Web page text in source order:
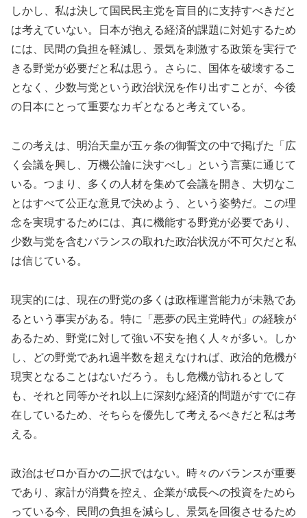
しかし、私は決して国民民主党を盲目的に支持すべきだと
は考えていない。日本が抱える経済的課題に対処するため
には、民間の負担を軽減し、景気を刺激する政策を実行で
きる野党が必要だと私は思う。さらに、国体を破壊するこ
となく、少数与党という政治状況を作り出すことが、今後
の日本にとって重要なカギとなると考えている。
この考えは、明治天皇が五ヶ条の御誓文の中で掲げた「広
く会議を興し、万機公論に決すべし」という言葉に通じて
いる。つまり、多くの人材を集めて会議を開き、大切なこ
とはすべて公正な意見で決めよう、という姿勢だ。この理
念を実現するためには、真に機能する野党が必要であり、
少数与党を含むバランスの取れた政治状況が不可欠だと私
は信じている。
現実的には、現在の野党の多くは政権運営能力が未熟であ
るという事実がある。特に「悪夢の民主党時代」の経験が
あるため、野党に対して強い不安を抱く人々が多い。しか
し、どの野党であれ過半数を超えなければ、政治的危機が
現実となることはないだろう。もし危機が訪れるとして
も、それと同等かそれ以上に深刻な経済的問題がすでに存
在しているため、そちらを優先して考えるべきだと私は考
える。
政治はゼロか百かの二択ではない。時々のバランスが重要
であり、家計が消費を控え、企業が成長への投資をためら
っている今、民間の負担を減らし、景気を回復させるため